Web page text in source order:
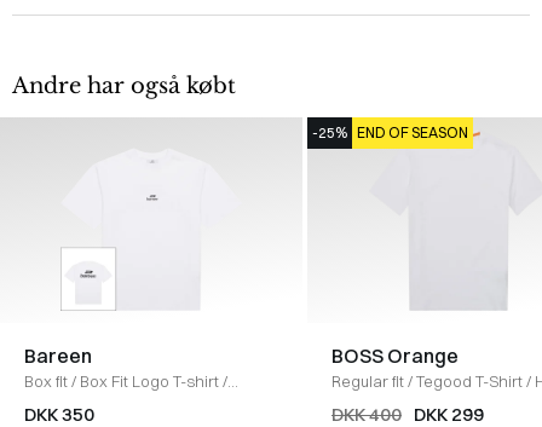
Andre har også købt
Bareen
Box fit/ Box Fit Logo T-shirt/
WHITE
DKK 350
-25% END OF SEASON
BOSS Orange
Regular fit/Tegood T-Shirt/
DKK 400 DKK 299